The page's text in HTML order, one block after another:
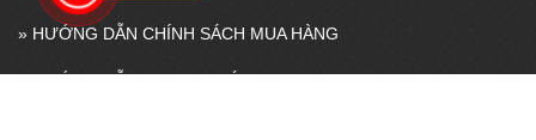
» HƯỚNG DẪN CHÍNH SÁCH MUA HÀNG
»HƯỚNG DẪN THANH TOÁN